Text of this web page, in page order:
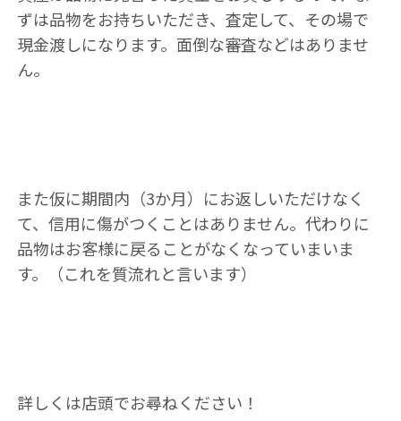
ずは品物をお持ちいただき、査定して、その場で
現金渡しになります。面倒な審査などはありませ
ん。
また仮に期間内（3か月）にお返しいただけなく
て、信用に傷がつくことはありません。代わりに
品物はお客様に戻ることがなくなっていまいま
す。（これを質流れと言います）
詳しくは店頭でお尋ねください！